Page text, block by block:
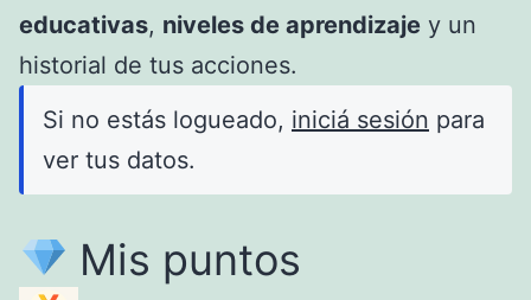
educativas, niveles de aprendizaje y un
historial de tus acciones.
Si no estás logueado, iniciá sesión para
ver tus datos.
Mis puntos